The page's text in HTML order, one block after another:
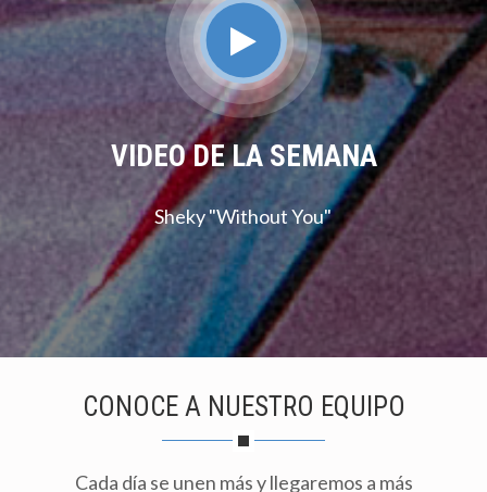
VIDEO DE LA SEMANA
Sheky "Without You"
CONOCE A NUESTRO EQUIPO
Cada día se unen más y llegaremos a más